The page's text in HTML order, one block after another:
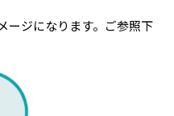
ージになります。ご参照下